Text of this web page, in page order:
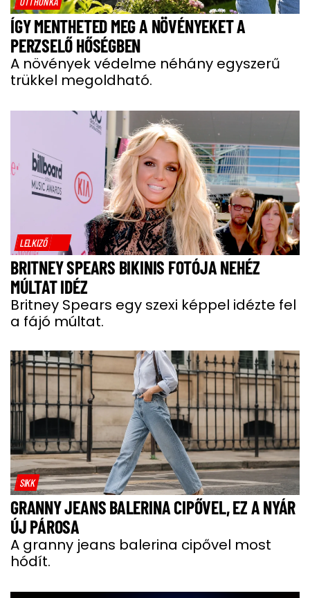
ÍGY MENTHETED MEG A NÖVÉNYEKET A
PERZSELŐ HŐSÉGBEN
A növények védelme néhány egyszerű
trükkel megoldható.
LELKIZŐ
BRITNEY SPEARS BIKINIS FOTÓJA NEHÉZ
MÚLTAT IDÉZ
Britney Spears egy szexi képpel idézte fel
a fájó múltat.
SIKK
GRANNY JEANS BALERINA CIPŐVEL, EZ A NYÁR
ÚJ PÁROSA
A granny jeans balerina cipővel most
hódít.